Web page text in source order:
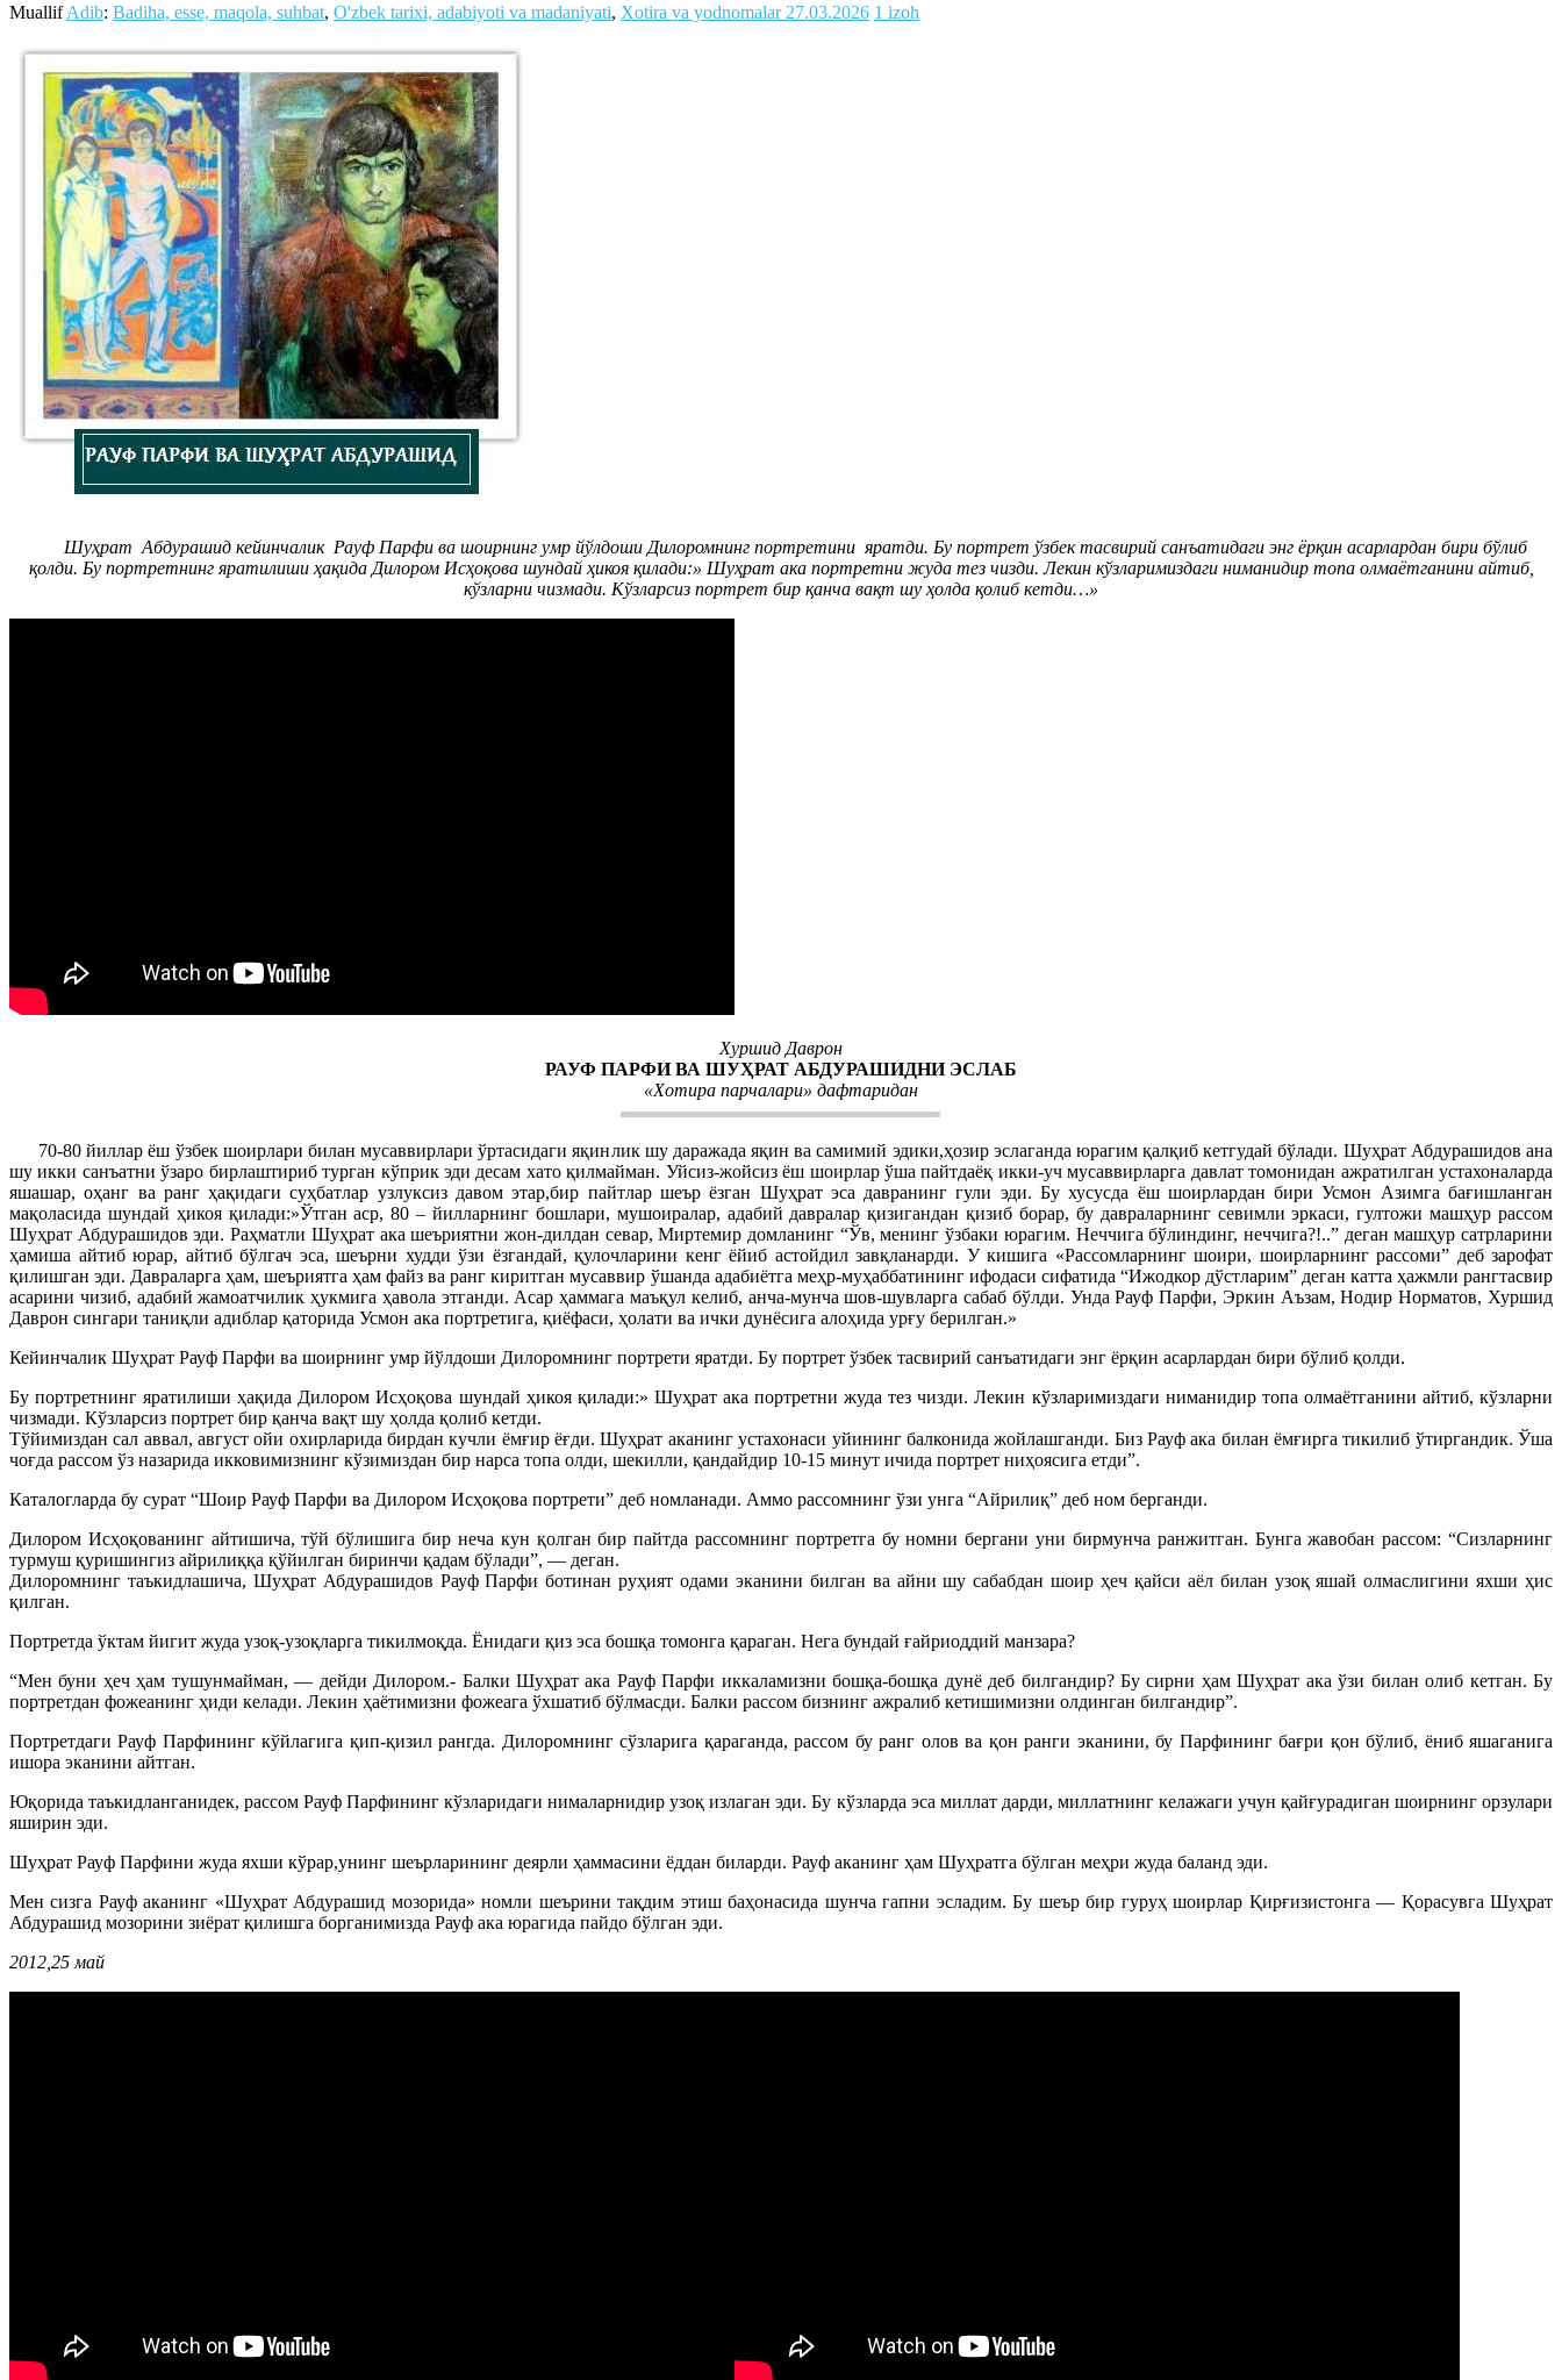
MuallifAdib: Badiha, esse, maqola, suhbat, O'zbek tarixi, adabiyoti va madaniyati, Xotira va yodnomalar 27.03.2026 1 izoh
Шуҳрат Абдурашид кейинчалик Рауф Парфи ва шоирнинг умр йўлдоши Дилоромнинг портретини яратди. Бу портрет ўзбек тасвирий санъатидаги энг ёрқин асарлардан бири бўлиб
қолди. Бу портретнинг яратилиши ҳақида Дилором Исҳоқова шундай ҳикоя қилади:» Шуҳрат ака портретни жуда тез чизди. Лекин кўзларимиздаги ниманидир топа олмаётганини айтиб,
кўзларни чизмади. Кўзларсиз портрет бир қанча вақт шу ҳолда қолиб кетди…»
Хуршид Даврон
РАУФ ПАРФИ ВА ШУҲРАТ АБДУРАШИДНИ ЭСЛАБ
«Хотира парчалари» дафтаридан
70-80 йиллар ёш ўзбек шоирлари билан мусаввирлари ўртасидаги яқинлик шу даражада яқин ва самимий эдики,ҳозир эслаганда юрагим қалқиб кетгудай бўлади. Шуҳрат Абдурашидов ана
шу икки санъатни ўзаро бирлаштириб турган кўприк эди десам хато қилмайман. Уйсиз-жойсиз ёш шоирлар ўша пайтдаёқ икки-уч мусаввирларга давлат томонидан ажратилган устахоналарда
яшашар, оҳанг ва ранг ҳақидаги суҳбатлар узлуксиз давом этар,бир пайтлар шеър ёзган Шуҳрат эса давранинг гули эди. Бу хусусда ёш шоирлардан бири Усмон Азимга бағишланган
мақоласида шундай ҳикоя қилади:»Ўтган аср, 80 – йилларнинг бошлари, мушоиралар, адабий давралар қизигандан қизиб борар, бу давраларнинг севимли эркаси, гултожи машҳур рассом
Шуҳрат Абдурашидов эди. Раҳматли Шуҳрат ака шеъриятни жон-дилдан севар, Миртемир домланинг “Ўв, менинг ўзбаки юрагим. Неччига бўлиндинг, неччига?!..” деган машҳур сатрларини
ҳамиша айтиб юрар, айтиб бўлгач эса, шеърни худди ўзи ёзгандай, қулочларини кенг ёйиб астойдил завқланарди. У кишига «Рассомларнинг шоири, шоирларнинг рассоми” деб зарофат
қилишган эди. Давраларга ҳам, шеъриятга ҳам файз ва ранг киритган мусаввир ўшанда адабиётга меҳр-муҳаббатининг ифодаси сифатида “Ижодкор дўстларим” деган катта ҳажмли рангтасвир
асарини чизиб, адабий жамоатчилик ҳукмига ҳавола этганди. Асар ҳаммага маъқул келиб, анча-мунча шов-шувларга сабаб бўлди. Унда Рауф Парфи, Эркин Аъзам, Нодир Норматов, Хуршид
Даврон сингари таниқли адиблар қаторида Усмон ака портретига, қиёфаси, ҳолати ва ички дунёсига алоҳида урғу берилган.»
Кейинчалик Шуҳрат Рауф Парфи ва шоирнинг умр йўлдоши Дилоромнинг портрети яратди. Бу портрет ўзбек тасвирий санъатидаги энг ёрқин асарлардан бири бўлиб қолди.
Бу портретнинг яратилиши ҳақида Дилором Исҳоқова шундай ҳикоя қилади:» Шуҳрат ака портретни жуда тез чизди. Лекин кўзларимиздаги ниманидир топа олмаётганини айтиб, кўзларни
чизмади. Кўзларсиз портрет бир қанча вақт шу ҳолда қолиб кетди.
Тўйимиздан сал аввал, август ойи охирларида бирдан кучли ёмғир ёғди. Шуҳрат аканинг устахонаси уйининг балконида жойлашганди. Биз Рауф ака билан ёмғирга тикилиб ўтиргандик. Ўша
чоғда рассом ўз назарида икковимизнинг кўзимиздан бир нарса топа олди, шекилли, қандайдир 10-15 минут ичида портрет ниҳоясига етди”.
Каталогларда бу сурат “Шоир Рауф Парфи ва Дилором Исҳоқова портрети” деб номланади. Аммо рассомнинг ўзи унга “Айрилиқ” деб ном берганди.
Дилором Исҳоқованинг айтишича, тўй бўлишига бир неча кун қолган бир пайтда рассомнинг портретга бу номни бергани уни бирмунча ранжитган. Бунга жавобан рассом: “Сизларнинг
турмуш қуришингиз айрилиққа қўйилган биринчи қадам бўлади”, — деган.
Дилоромнинг таъкидлашича, Шуҳрат Абдурашидов Рауф Парфи ботинан руҳият одами эканини билган ва айни шу сабабдан шоир ҳеч қайси аёл билан узоқ яшай олмаслигини яхши ҳис
қилган.
Портретда ўктам йигит жуда узоқ-узоқларга тикилмоқда. Ёнидаги қиз эса бошқа томонга қараган. Нега бундай ғайриоддий манзара?
“Мен буни ҳеч ҳам тушунмайман, — дейди Дилором.- Балки Шуҳрат ака Рауф Парфи иккаламизни бошқа-бошқа дунё деб билгандир? Бу сирни ҳам Шуҳрат ака ўзи билан олиб кетган. Бу
портретдан фожеанинг ҳиди келади. Лекин ҳаётимизни фожеага ўхшатиб бўлмасди. Балки рассом бизнинг ажралиб кетишимизни олдинган билгандир”.
Портретдаги Рауф Парфининг кўйлагига қип-қизил рангда. Дилоромнинг сўзларига қараганда, рассом бу ранг олов ва қон ранги эканини, бу Парфининг бағри қон бўлиб, ёниб яшаганига
ишора эканини айтган.
Юқорида таъкидланганидек, рассом Рауф Парфининг кўзларидаги нималарнидир узоқ излаган эди. Бу кўзларда эса миллат дарди, миллатнинг келажаги учун қайғурадиган шоирнинг орзулари
яширин эди.
Шуҳрат Рауф Парфини жуда яхши кўрар,унинг шеърларининг деярли ҳаммасини ёддан биларди. Рауф аканинг ҳам Шуҳратга бўлган меҳри жуда баланд эди.
Мен сизга Рауф аканинг «Шуҳрат Абдурашид мозорида» номли шеърини тақдим этиш баҳонасида шунча гапни эсладим. Бу шеър бир гуруҳ шоирлар Қирғизистонга — Қорасувга Шуҳрат
Абдурашид мозорини зиёрат қилишга борганимизда Рауф ака юрагида пайдо бўлган эди.
2012,25 май